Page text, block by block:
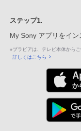
ステップ1.
My Sony アプリをイン
※ブラビアは、テレビ本体からご
詳しくはこちら